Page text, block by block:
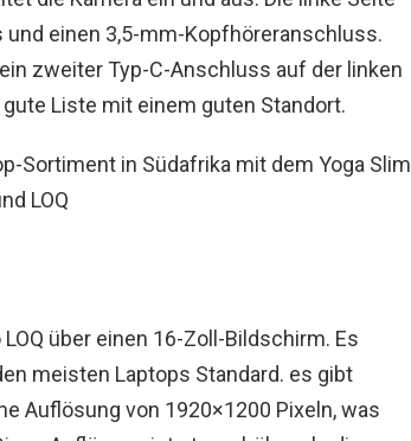
einen 3,5-mm-Kopfhöreranschluss.
zweiter Typ-C-Anschluss auf der linken
Liste mit einem guten Standort.
Sortiment in Südafrika mit dem Yoga Slim
LOQ
über einen 16-Zoll-Bildschirm. Es
meisten Laptops Standard. es gibt
Auflösung von 1920×1200 Pixeln, was